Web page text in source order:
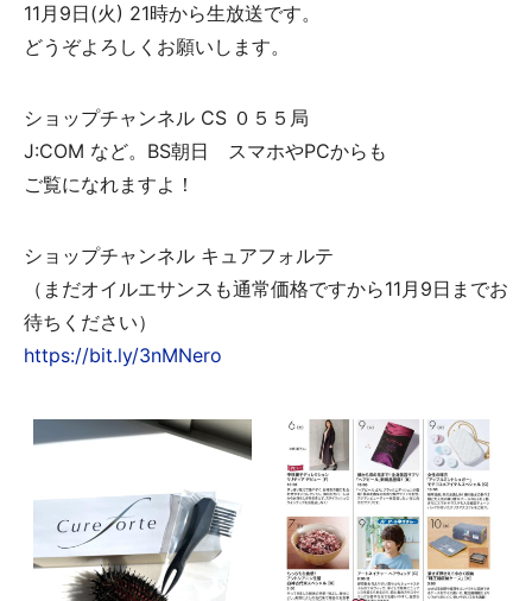
11月9日(火) 21時から生放送です。
どうぞよろしくお願いします。
ショップチャンネル CS ０５５局
J:COM など。BS朝日 スマホやPCからも
ご覧になれますよ！
ショップチャンネル キュアフォルテ
（まだオイルエサンスも通常価格ですから11月9日までお
待ちください）
https://bit.ly/3nMNero